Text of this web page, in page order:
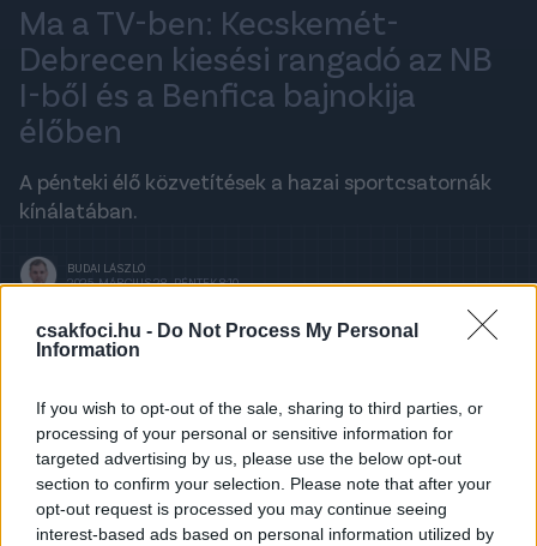
csakfoci.hu - Do Not Process My Personal
Information
If you wish to opt-out of the sale, sharing to third parties, or
processing of your personal or sensitive information for
targeted advertising by us, please use the below opt-out
section to confirm your selection. Please note that after your
opt-out request is processed you may continue seeing
interest-based ads based on personal information utilized by
Ma a TV-ben: Kecskemét-
Debrecen kiesési rangadó az NB
I-ből és a Benfica bajnokija
élőben
A pénteki élő közvetítések a hazai sportcsatornák
kínálatában.
BUDAI LÁSZLÓ
2025. MÁRCIUS 28., PÉNTEK 8:10
A TV-műsor rovat együttműködő partnere a
Meccsbox, a meccsfigyelő app! Töltsd le
AndroidraITT, vagy iOS-reITT, és ne maradj le
többé egy mérkőzésről se!